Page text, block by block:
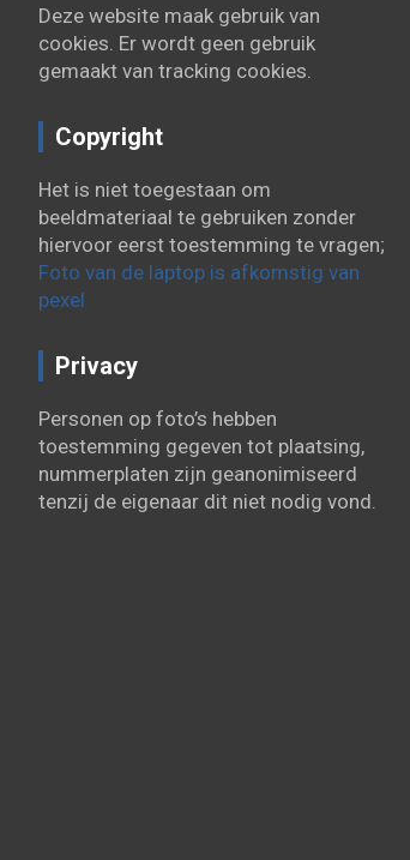
Deze website maak gebruik van
cookies. Er wordt geen gebruik
gemaakt van tracking cookies.
Copyright
Het is niet toegestaan om
beeldmateriaal te gebruiken zonder
hiervoor eerst toestemming te vragen;
Foto van de laptop is afkomstig van
pexel
Privacy
Personen op foto’s hebben
toestemming gegeven tot plaatsing,
nummerplaten zijn geanonimiseerd
tenzij de eigenaar dit niet nodig vond.